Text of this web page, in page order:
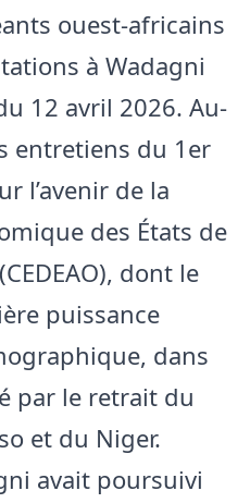
ouest-africains
à Wadagni
12 avril 2026. Au-
entretiens du 1er
l’avenir de la
des États de
dont le
puissance
dans
par le retrait du
et du Niger.
avait poursuivi